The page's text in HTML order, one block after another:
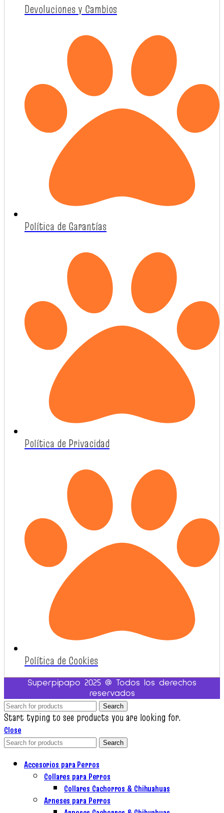
Devoluciones y Cambios
Política de Garantías
Política de Privacidad
Política de Cookies
Superpipapo 2025 @ Todos los derechos
reservados
Search
Start typing to see products you are looking for.
Close
Search
Accesorios para Perros
Collares para Perros
Collares Cachorros & Chihuahuas
Arneses para Perros